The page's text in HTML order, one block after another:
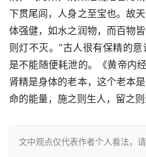
下贯尾闾，人身之至宝也。故
体强健，如水之润物，而百物
则灯不灭。”古人很有保精的意
是不能随便耗泄的。《黄帝内
肾精是身体的老本，这个老本
命的能量，施之则生人，留之则
文中观点仅代表作者个人看法，请